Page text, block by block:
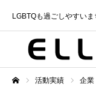
LGBTQも過ごしやすい
活動実績 企業